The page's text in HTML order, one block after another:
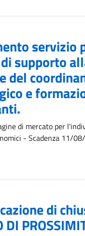
servizio
supporto
del
e
di mercato per
- Scadenza 11/
di
DI